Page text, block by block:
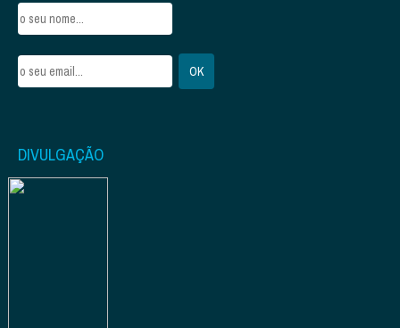
DIVULGAÇÃO